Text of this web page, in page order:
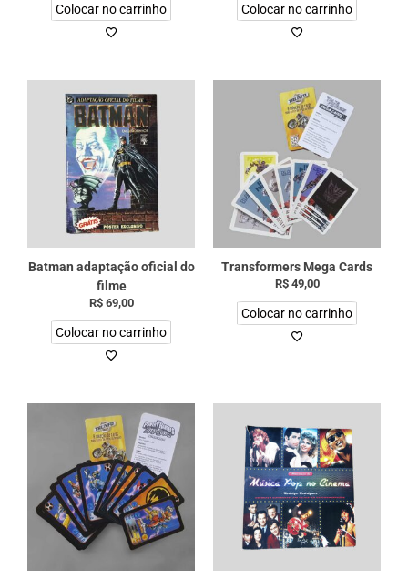
Colocar no carrinho Colocar no carrinho
Batman adaptação oficial do
filme
R$69,00
Colocar no carrinho
Transformers Mega Cards
R$49,00
Colocar no carrinho